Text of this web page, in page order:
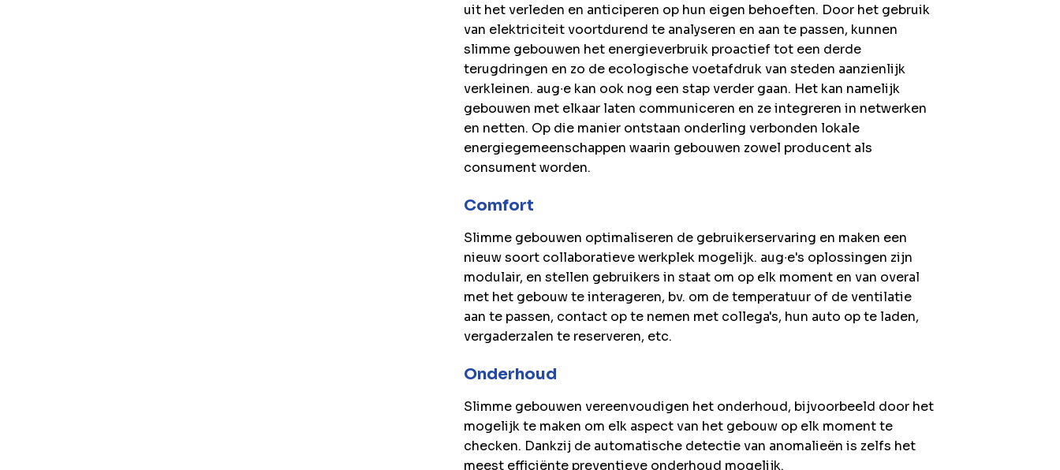
uit het verleden en anticiperen op hun eigen behoeften. Door het gebruik
van elektriciteit voortdurend te analyseren en aan te passen, kunnen
slimme gebouwen het energieverbruik proactief tot een derde
terugdringen en zo de ecologische voetafdruk van steden aanzienlijk
verkleinen. aug∙e kan ook nog een stap verder gaan. Het kan namelijk
gebouwen met elkaar laten communiceren en ze integreren in netwerken
en netten. Op die manier ontstaan onderling verbonden lokale
energiegemeenschappen waarin gebouwen zowel producent als
consument worden.
Comfort
Slimme gebouwen optimaliseren de gebruikerservaring en maken een
nieuw soort collaboratieve werkplek mogelijk. aug∙e's oplossingen zijn
modulair, en stellen gebruikers in staat om op elk moment en van overal
met het gebouw te interageren, bv. om de temperatuur of de ventilatie
aan te passen, contact op te nemen met collega's, hun auto op te laden,
vergaderzalen te reserveren, etc.
Onderhoud
Slimme gebouwen vereenvoudigen het onderhoud, bijvoorbeeld door het
mogelijk te maken om elk aspect van het gebouw op elk moment te
checken. Dankzij de automatische detectie van anomalieën is zelfs het
meest efficiënte preventieve onderhoud mogelijk.